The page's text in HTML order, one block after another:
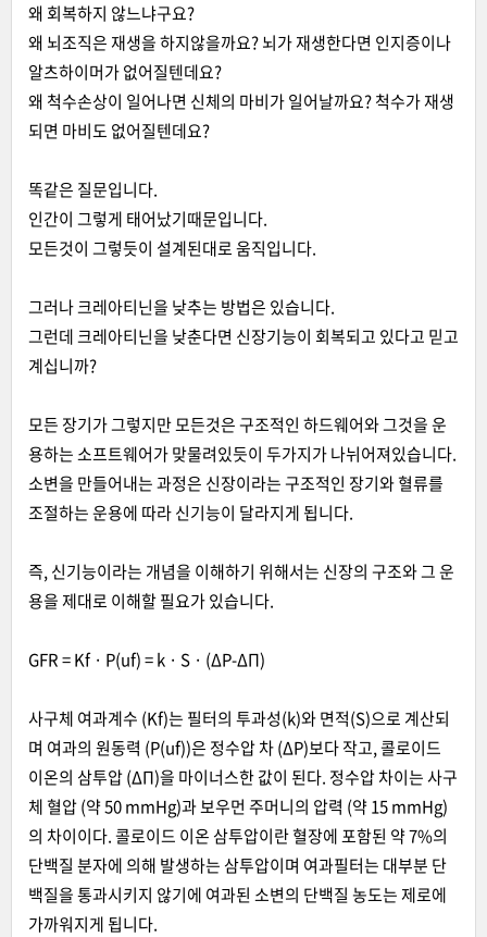
왜 회복하지 않느냐구요?
왜 뇌조직은 재생을 하지않을까요? 뇌가 재생한다면 인지증이나
알츠하이머가 없어질텐데요?
왜 척수손상이 일어나면 신체의 마비가 일어날까요? 척수가 재생
되면 마비도 없어질텐데요?
똑같은 질문입니다.
인간이 그렇게 태어났기때문입니다.
모든것이 그렇듯이 설계된대로 움직입니다.
그러나 크레아티닌을 낮추는 방법은 있습니다.
그런데 크레아티닌을 낮춘다면 신장기능이 회복되고 있다고 믿고
계십니까?
모든 장기가 그렇지만 모든것은 구조적인 하드웨어와 그것을 운
용하는 소프트웨어가 맞물려있듯이 두가지가 나뉘어져있습니다.
소변을 만들어내는 과정은 신장이라는 구조적인 장기와 혈류를
조절하는 운용에 따라 신기능이 달라지게 됩니다.
즉, 신기능이라는 개념을 이해하기 위해서는 신장의 구조와 그 운
용을 제대로 이해할 필요가 있습니다.
GFR = Kf · P(uf) = k · S · (ΔP-ΔΠ)
사구체 여과계수 (Kf)는 필터의 투과성(k)와 면적(S)으로 계산되
며 여과의 원동력 (P(uf))은 정수압 차 (ΔP)보다 작고, 콜로이드
이온의 삼투압 (ΔΠ)을 마이너스한 값이 된다. 정수압 차이는 사구
체 혈압 (약 50 mmHg)과 보우먼 주머니의 압력 (약 15 mmHg)
의 차이이다. 콜로이드 이온 삼투압이란 혈장에 포함된 약 7%의
단백질 분자에 의해 발생하는 삼투압이며 여과필터는 대부분 단
백질을 통과시키지 않기에 여과된 소변의 단백질 농도는 제로에
가까워지게 됩니다.